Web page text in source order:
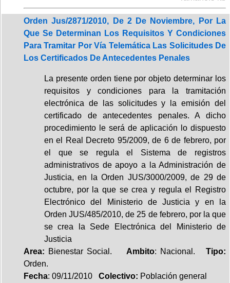
Orden Jus/2871/2010, De 2 De Noviembre, Por La
Que Se Determinan Los Requisitos Y Condiciones
Para Tramitar Por Vía Telemática Las Solicitudes De
Los Certificados De Antecedentes Penales
La presente orden tiene por objeto determinar los
requisitos y condiciones para la tramitación
electrónica de las solicitudes y la emisión del
certificado de antecedentes penales. A dicho
procedimiento le será de aplicación lo dispuesto
en el Real Decreto 95/2009, de 6 de febrero, por
el que se regula el Sistema de registros
administrativos de apoyo a la Administración de
Justicia, en la Orden JUS/3000/2009, de 29 de
octubre, por la que se crea y regula el Registro
Electrónico del Ministerio de Justicia y en la
Orden JUS/485/2010, de 25 de febrero, por la que
se crea la Sede Electrónica del Ministerio de
Justicia
Area: Bienestar Social. Ambito: Nacional. Tipo:
Orden.
Fecha: 09/11/2010 Colectivo: Población general